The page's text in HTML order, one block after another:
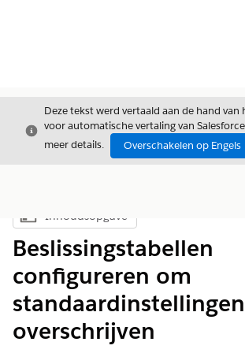
Sluiten
Deze tekst werd vertaald aan de hand van
voor automatische vertaling van
meer details.
Overschakelen op Engels
Inhoudsopgave weergeven
Inhoudsopgave
Beslissingstabellen
configureren om
overschrijven